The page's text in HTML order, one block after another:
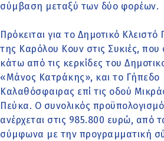
σύμβαση μεταξύ των δύο φορέων.
Πρόκειται για το Δημοτικό Κλειστό
της Καρόλου Κουν στις Συκιές, που
κάτω από τις κερκίδες του
«Μάνος Κατράκης», και το Γήπεδο
Καλαθόσφαιρας επί τις οδού
Πεύκα. Ο συνολικός
ανέρχεται στις 985.800 ευρώ, από
σύμφωνα με την προγραμματική